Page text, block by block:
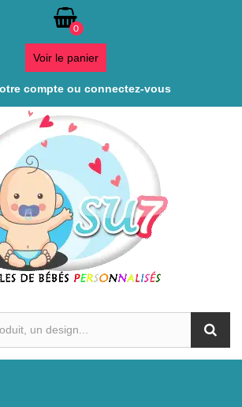
0
Voir le panier
compte ou connectez-vous